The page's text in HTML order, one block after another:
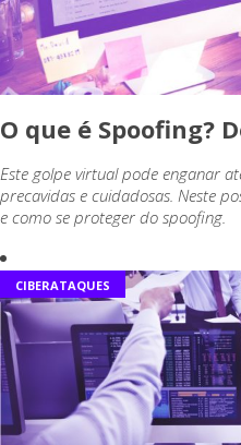
O que é Spoofing?
Este golpe virtual pode enganar
precavidas e cuidadosas. Neste
e como se proteger do spoofing.
CIBERATAQUES